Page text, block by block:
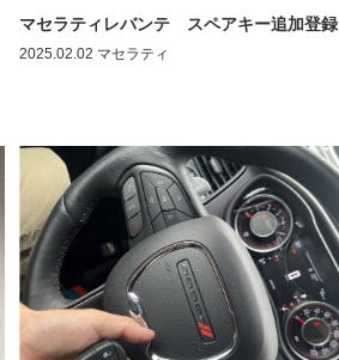
マセラティレバンテ スペアキー追加登録
2025.02.02 マセラティ